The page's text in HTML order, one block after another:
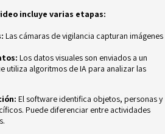
incluye varias etapas:
Las cámaras de vigilancia capturan imágenes
Los datos visuales son enviados a un
utiliza algoritmos de IA para analizar las
El software identifica objetos, personas y
Puede diferenciar entre actividades